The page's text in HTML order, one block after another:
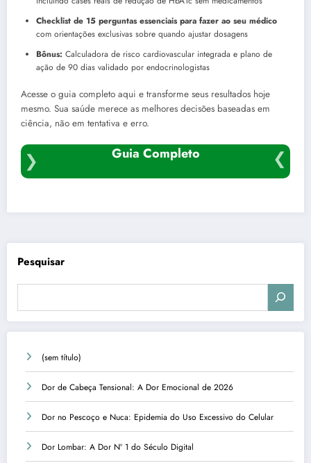
Checklist de 15 perguntas essenciais para fazer ao seu médico
com orientações exclusivas sobre quando ajustar dosagens
Bônus: Calculadora de risco cardiovascular integrada e plano de
ação de 90 dias validado por endocrinologistas
Acesse o guia completo aqui e transforme seus resultados hoje
mesmo. Sua saúde merece as melhores decisões baseadas em
ciência, não em tentativa e erro.
Guia Completo
Pesquisar
(sem título)
Dor de Cabeça Tensional: A Dor Emocional de 2026
Dor no Pescoço e Nuca: Epidemia do Uso Excessivo do Celular
Dor Lombar: A Dor Nº 1 do Século Digital